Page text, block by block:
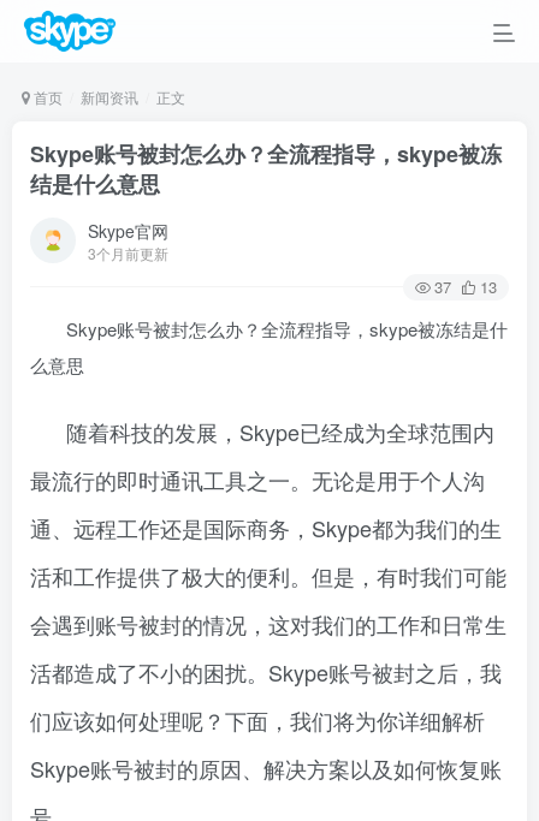
首页 新闻资讯 正文
Skype账号被封怎么办？全流程指导，skype被冻
结是什么意思
Skype官网
3个月前更新
37 13
Skype账号被封怎么办？全流程指导，skype被冻结是什
么意思
随着科技的发展，Skype已经成为全球范围内
最流行的即时通讯工具之一。无论是用于个人沟
通、远程工作还是国际商务，Skype都为我们的生
活和工作提供了极大的便利。但是，有时我们可能
会遇到账号被封的情况，这对我们的工作和日常生
活都造成了不小的困扰。Skype账号被封之后，我
们应该如何处理呢？下面，我们将为你详细解析
Skype账号被封的原因、解决方案以及如何恢复账